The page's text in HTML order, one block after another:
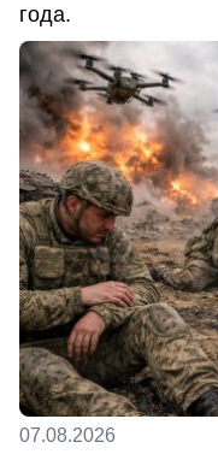
года.
07.08.2026